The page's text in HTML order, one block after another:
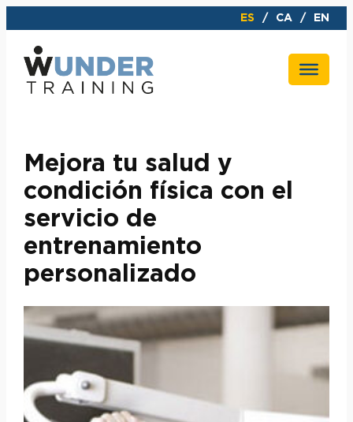
al
contenido
ES CA EN
Mejora tu salud y
condición física con el
servicio de
entrenamiento
personalizado